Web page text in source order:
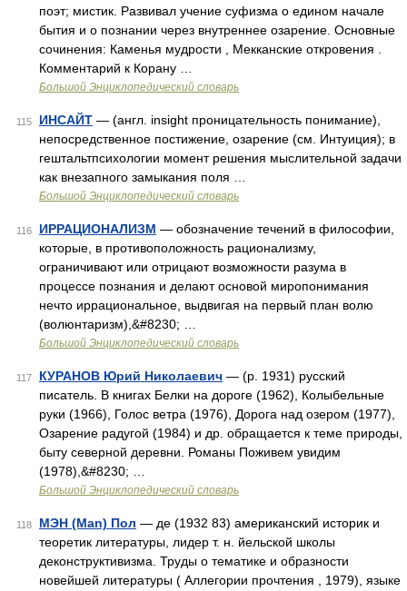
поэт; мистик. Развивал учение суфизма о едином начале
бытия и о познании через внутреннее озарение. Основные
сочинения: Каменья мудрости , Мекканские откровения .
Комментарий к Корану …
Большой Энциклопедический словарь
115 ИНСАЙТ — (англ. insight проницательность понимание),
непосредственное постижение, озарение (см. Интуиция); в
гештальтпсихологии момент решения мыслительной задачи
как внезапного замыкания поля …
Большой Энциклопедический словарь
116 ИРРАЦИОНАЛИЗМ — обозначение течений в философии,
которые, в противоположность рационализму,
ограничивают или отрицают возможности разума в
процессе познания и делают основой миропонимания
нечто иррациональное, выдвигая на первый план волю
(волюнтаризм),&#8230; …
Большой Энциклопедический словарь
117 КУРАНОВ Юрий Николаевич — (р. 1931) русский
писатель. В книгах Белки на дороге (1962), Колыбельные
руки (1966), Голос ветра (1976), Дорога над озером (1977),
Озарение радугой (1984) и др. обращается к теме природы,
быту северной деревни. Романы Поживем увидим
(1978),&#8230; …
Большой Энциклопедический словарь
118 МЭН (Man) Пол — де (1932 83) американский историк и
теоретик литературы, лидер т. н. йельской школы
деконструктивизма. Труды о тематике и образности
новейшей литературы ( Аллегории прочтения , 1979), языке